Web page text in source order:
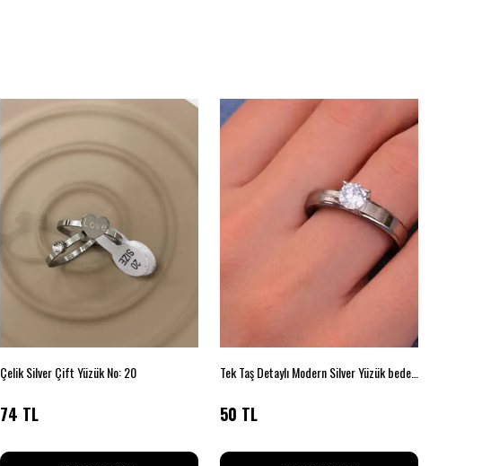
Çelik Silver Çift Yüzük No: 20
74 TL 50 TL